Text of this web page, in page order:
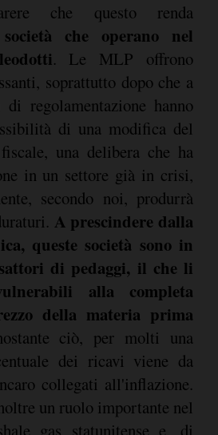
che questo renda
che operano nel
. Le MLP offrono
soprattutto dopo che a
regolamentazione hanno
di una modifica del
una delibera che ha
in un settore già in crisi,
secondo noi, produrrà
A prescindere dalla
queste società sono in
di pedaggi, il che li
alla completa
della materia prima
ciò, per molti una
dei ricavi viene da
collegati all'inflazione.
un ruolo importante nel